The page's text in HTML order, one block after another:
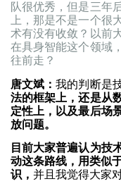
队很优秀，但是三年
上，那是不是一个很
术有没有收敛？以前
在具身智能这个领域
往前走？
唐文斌：我的判断是
法的框架上，还是从
定性上，以及最后场
放问题。
目前大家普遍认为技
动这条路线，用类似
识， 并且我觉得大家